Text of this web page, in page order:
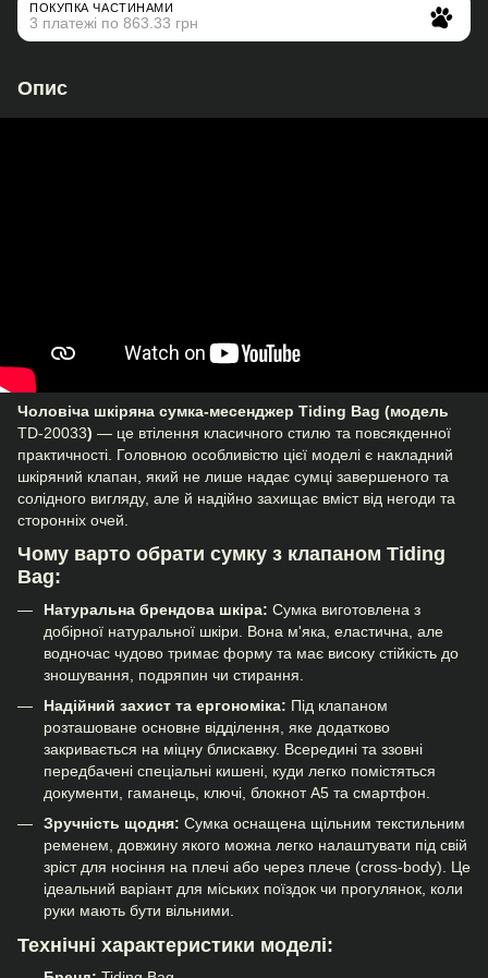
ПОКУПКА ЧАСТИНАМИ
3 платежі по 863.33 грн
Опис
Чоловіча шкіряна сумка-месенджер Tiding Bag (модель
TD-20033) — це втілення класичного стилю та повсякденної
практичності. Головною особливістю цієї моделі є накладний
шкіряний клапан, який не лише надає сумці завершеного та
солідного вигляду, але й надійно захищає вміст від негоди та
сторонніх очей.
Чому варто обрати сумку з клапаном Tiding
Bag:
Натуральна брендова шкіра: Сумка виготовлена з
добірної натуральної шкіри. Вона м'яка, еластична, але
водночас чудово тримає форму та має високу стійкість до
зношування, подряпин чи стирання.
Надійний захист та ергономіка: Під клапаном
розташоване основне відділення, яке додатково
закривається на міцну блискавку. Всередині та ззовні
передбачені спеціальні кишені, куди легко помістяться
документи, гаманець, ключі, блокнот А5 та смартфон.
Зручність щодня: Сумка оснащена щільним текстильним
ременем, довжину якого можна легко налаштувати під свій
зріст для носіння на плечі або через плече (cross-body). Це
ідеальний варіант для міських поїздок чи прогулянок, коли
руки мають бути вільними.
Технічні характеристики моделі: